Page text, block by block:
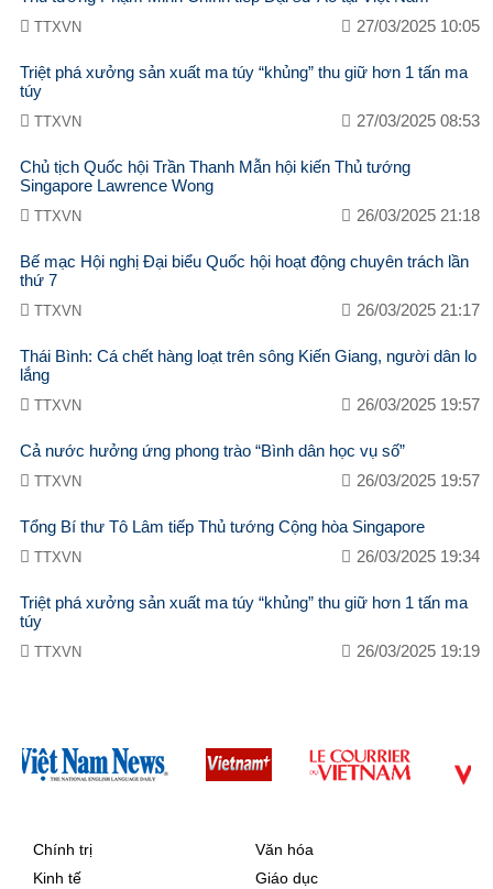
TTXVN 27/03/2025 10:05
Triệt phá xưởng sản xuất ma túy “khủng” thu giữ hơn 1 tấn ma
túy
TTXVN 27/03/2025 08:53
Chủ tịch Quốc hội Trần Thanh Mẫn hội kiến Thủ tướng
Singapore Lawrence Wong
TTXVN 26/03/2025 21:18
Bế mạc Hội nghị Đại biểu Quốc hội hoạt động chuyên trách lần
thứ 7
TTXVN 26/03/2025 21:17
Thái Bình: Cá chết hàng loạt trên sông Kiến Giang, người dân lo
lắng
TTXVN 26/03/2025 19:57
Cả nước hưởng ứng phong trào “Bình dân học vụ số”
TTXVN 26/03/2025 19:57
Tổng Bí thư Tô Lâm tiếp Thủ tướng Cộng hòa Singapore
TTXVN 26/03/2025 19:34
Triệt phá xưởng sản xuất ma túy “khủng” thu giữ hơn 1 tấn ma
túy
TTXVN 26/03/2025 19:19
Chính trị
Kinh tế
Văn hóa
Giáo dục